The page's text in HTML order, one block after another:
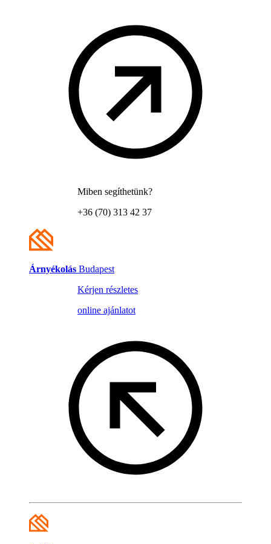
Miben segíthetünk?
+36 (70) 313 42 37
Árnyékolás Budapest
Kérjen részletes
online ajánlatot